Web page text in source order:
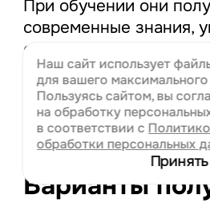
При обучении они
современные знания,
от лучших педагогов. К
студенту применяются
индивидуальный
стимулирования
Варианты
Наш сайт использует
для вашего
Пользуясь сайтом, вы
на обработку
в соответствии с
обработки персональных
Принять